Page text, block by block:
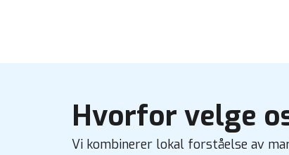
Hvorfor velge
Vi kombinerer lokal forståelse av